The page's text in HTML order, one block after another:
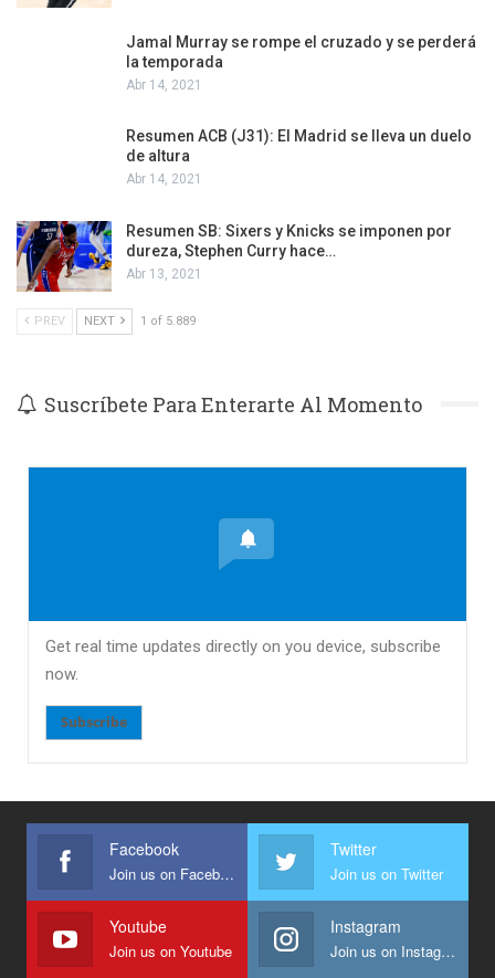
Jamal Murray se rompe el cruzado y se perderá
la temporada
Abr 14, 2021
Resumen ACB (J31): El Madrid se lleva un duelo
de altura
Abr 14, 2021
Resumen SB: Sixers y Knicks se imponen por
dureza, Stephen Curry hace…
Abr 13, 2021
PREV NEXT 1 of 5.889
Suscríbete Para Enterarte Al Momento
Get real time updates directly on you device, subscribe
now.
Subscribe
Facebook
Join us on Facebook
Twitter
Join us on Twitter
Youtube
Join us on Youtube
Instagram
Join us on Instagram